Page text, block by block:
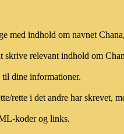
med indhold om navnet
skrive relevant indhold om
dine informationer.
rette i det andre har skrevet,
koder og links.